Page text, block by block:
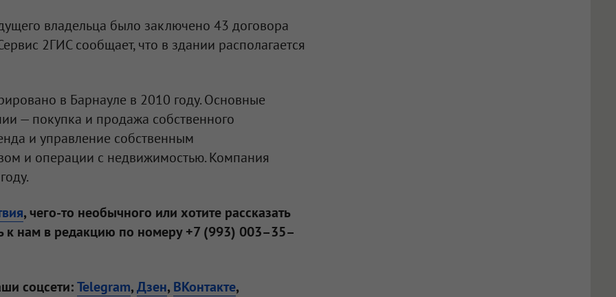
владельца было заключено 43 договора
2ГИС сообщает, что в здании располагается
в Барнауле в 2010 году. Основные
— покупка и продажа собственного
и управление собственным
и операции с недвижимостью. Компания
, чего-то необычного или хотите рассказать
к нам в редакцию по номеру +7 (993) 003–35–
соцсети:Telegram,Дзен, ВКонтакте,